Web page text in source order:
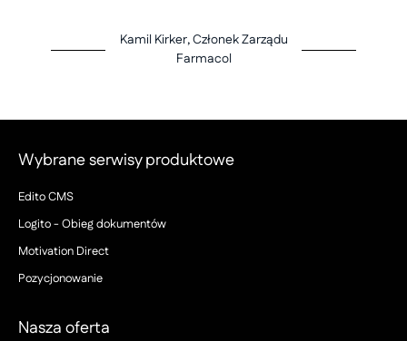
Kamil Kirker, Członek Zarządu
Farmacol
Wybrane serwisy produktowe
Edito CMS
Logito - Obieg dokumentów
Motivation Direct
Pozycjonowanie
Nasza oferta